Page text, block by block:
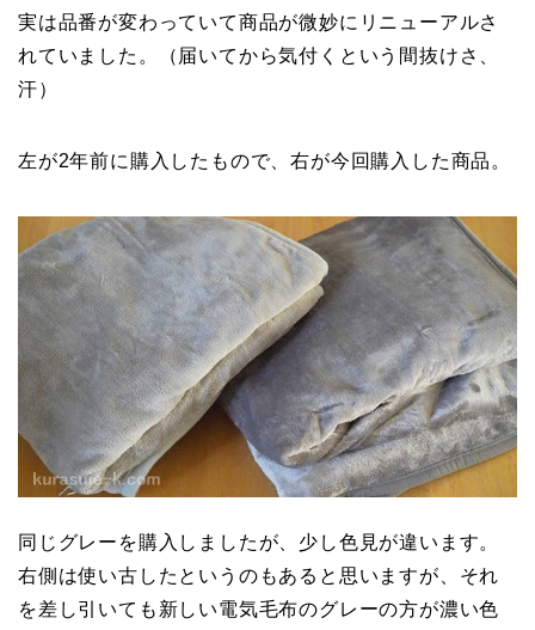
実は品番が変わっていて商品が微妙にリニューアルさ
れていました。（届いてから気付くという間抜けさ、
汗）
左が2年前に購入したもので、右が今回購入した商品。
同じグレーを購入しましたが、少し色見が違います。
右側は使い古したというのもあると思いますが、それ
を差し引いても新しい電気毛布のグレーの方が濃い色